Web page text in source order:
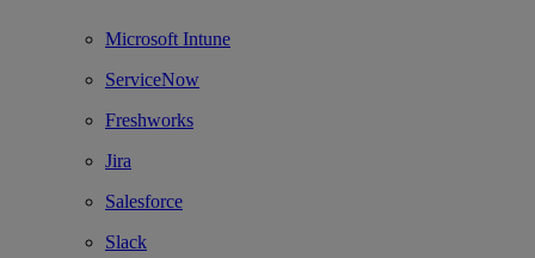
Microsoft Intune
ServiceNow
Freshworks
Jira
Salesforce
Slack